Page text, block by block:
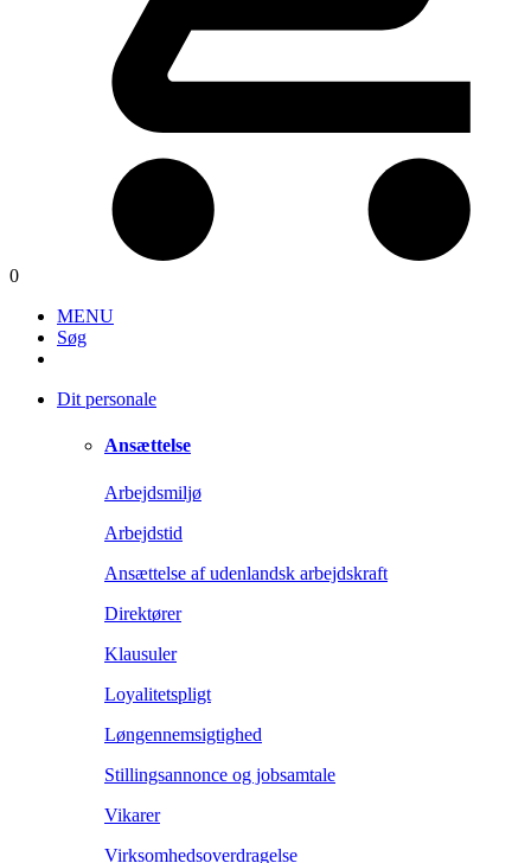
0
MENU
Søg
Dit personale
Ansættelse
Arbejdsmiljø
Arbejdstid
Ansættelse af udenlandsk arbejdskraft
Direktører
Klausuler
Loyalitetspligt
Løngennemsigtighed
Stillingsannonce og jobsamtale
Vikarer
Virksomhedsoverdragelse